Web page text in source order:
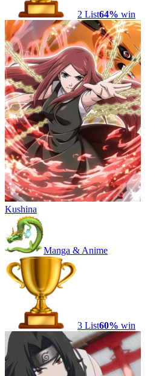
2 List64% win
Kushina
Manga & Anime
3 List60% win